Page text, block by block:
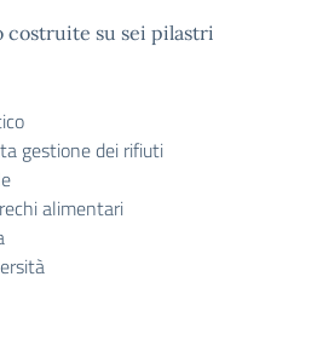
costruite su sei pilastri
gestione dei rifiuti
alimentari